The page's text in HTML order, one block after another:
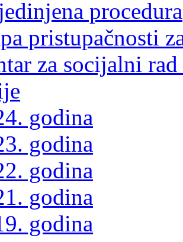
procedura
pristupačnosti
za socijalni
godina
godina
godina
godina
godina